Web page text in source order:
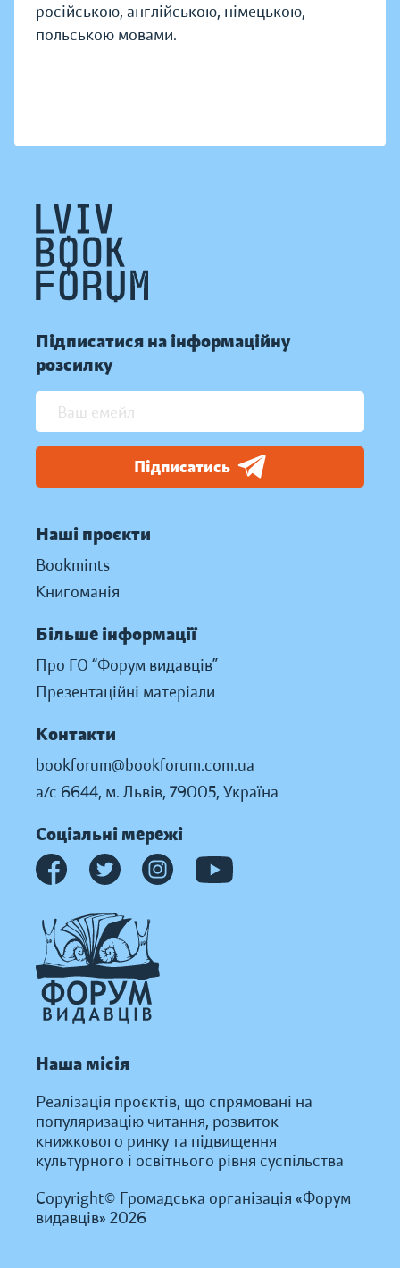
російською, англійською, німецькою,
польською мовами.
Підписатися на інформаційну
розсилку
Підписатись
Наші проєкти
Bookmints
Книгоманія
Більше інформації
Про ГО “Форум видавців”
Презентаційні матеріали
Контакти
bookforum@bookforum.com.ua
а/с 6644, м. Львів, 79005, Україна
Соціальні мережі
Наша місія
Реалізація проєктів, що спрямовані на
популяризацію читання, розвиток
книжкового ринку та підвищення
культурного і освітнього рівня суспільства
Copyright© Громадська організація «Форум
видавців» 2026